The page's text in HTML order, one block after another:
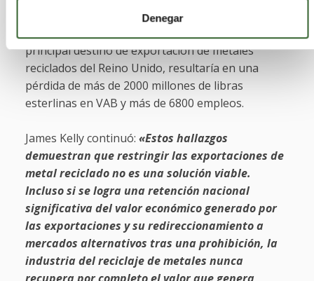
Denegar
diversos escenarios de políticas. Por ejemplo, una
principal destino de exportación de metales
reciclados del Reino Unido, resultaría en una
pérdida de más de 2000 millones de libras
esterlinas en VAB y más de 6800 empleos.
James Kelly continuó: «Estos hallazgos
demuestran que restringir las exportaciones de
metal reciclado no es una solución viable.
Incluso si se logra una retención nacional
significativa del valor económico generado por
las exportaciones y su redireccionamiento a
mercados alternativos tras una prohibición, la
industria del reciclaje de metales nunca
recupera por completo el valor que genera